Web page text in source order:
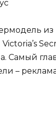
Самый
– реклама